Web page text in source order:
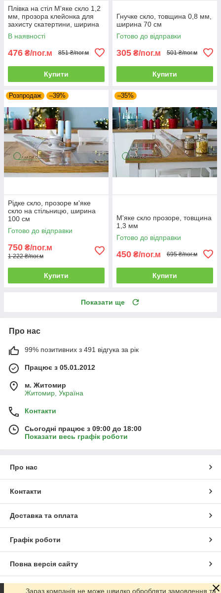
Плівка на стіл М'яке скло 1,2
мм, прозора клейонка для
захисту скатертини, ширина
60 см
В наявності
476 ₴/пог.м 851 ₴/пог.м
Купити
Гнучке скло, товщина 0,8 мм,
ширина 70 см
Готово до відправки
305 ₴/пог.м 501 ₴/пог.м
Купити
Розпродаж –39%
Рідке скло, прозоре м'яке
скло на стільницю, ширина
100 см
Готово до відправки
750 ₴/пог.м
1 222 ₴/пог.м
Купити
–35%
М'яке скло прозоре, товщина
1,3 мм
Готово до відправки
450 ₴/пог.м 695 ₴/пог.м
Купити
Показати ще
Про нас
99% позитивних з 491 відгука за рік
Працює з 05.01.2012
м. Житомир
Житомир, Україна
Контакти
Сьогодні працює з 09:00 до 18:00
Показати весь графік роботи
Про нас
Контакти
Доставка та оплата
Графік роботи
Повна версія сайту
Сайт створено на маркетплейсі Prom.ua
Зараз компанія не може швидко обробляти замовлення та